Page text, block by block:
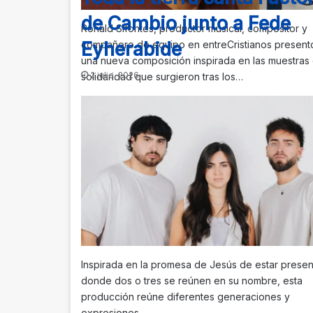
Ronald Sifontes, productor musical, compositor y
compañero de equipo en entreCristianos
una nueva composición inspirada en las muestras
solidaridad que surgieron tras los…
de Cambio junto a Fede
Eyherabide
2 julio, 2026
Inspirada en la promesa de Jesús de estar
donde dos o tres se reúnen en su nombre, esta
producción reúne diferentes generaciones y